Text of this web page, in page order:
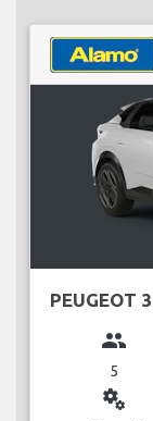
PEUGEOT
group
5
miscellaneous_services